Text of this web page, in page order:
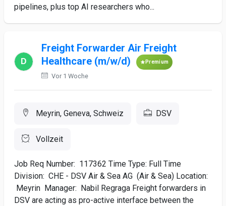
pipelines, plus top AI researchers who...
Freight Forwarder Air Freight
Healthcare (m/w/d)
Premium
Vor 1 Woche
Meyrin, Geneva, Schweiz DSV
Vollzeit
Job Req Number: 117362 Time Type: Full Time
Division: CHE - DSV Air & Sea AG (Air & Sea) Location:
Meyrin Manager: Nabil Regraga Freight forwarders in
DSV are acting as pro-active interface between the